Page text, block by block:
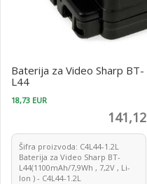
Baterija za Video Sharp BT-
L44
18,73 EUR
141,12
Šifra proizvoda: C4L44-1.2L
Baterija za Video Sharp BT-
L44(1100mAh/7,9Wh , 7,2V , Li-
Ion ) - C4L44-1.2L